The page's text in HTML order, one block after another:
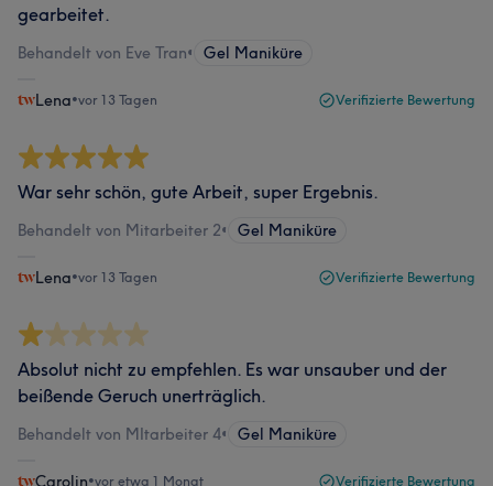
gearbeitet.
Behandelt von Eve Tran• Gel Maniküre
Lena•vor 13 Tagen Verifizierte Bewertung
War sehr schön, gute Arbeit, super Ergebnis.
Behandelt von Mitarbeiter 2• Gel Maniküre
Lena•vor 13 Tagen Verifizierte Bewertung
Absolut nicht zu empfehlen. Es war unsauber und der
beißende Geruch unerträglich.
Behandelt von MItarbeiter 4• Gel Maniküre
Carolin•vor etwa 1 Monat Verifizierte Bewertung